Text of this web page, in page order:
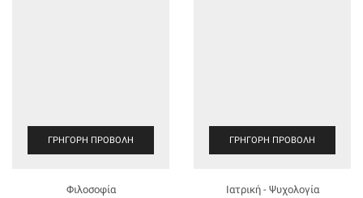
ΓΡΉΓΟΡΗ ΠΡΟΒΟΛΉ
Φιλοσοφία
ΓΡΉΓΟΡΗ ΠΡΟΒΟΛΉ
Ιατρική - Ψυχολογία